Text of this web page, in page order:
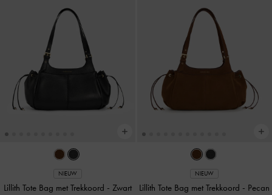
NIEUW
Lillith Tote Bag met Trekkoord - Zwart
NIEUW
Lillith Tote Bag met Trekkoord - Pecan